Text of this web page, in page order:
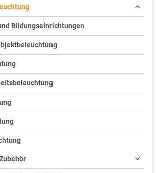
Bildungseinrichtungen